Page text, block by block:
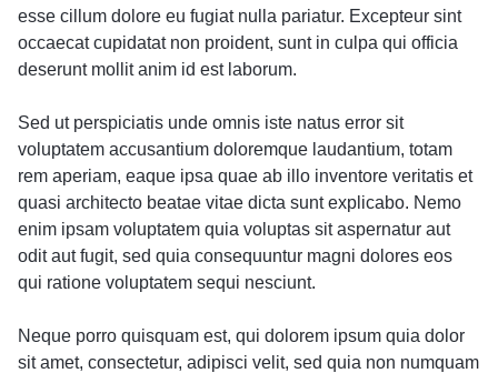
esse cillum dolore eu fugiat nulla pariatur. Excepteur sint
occaecat cupidatat non proident, sunt in culpa qui officia
deserunt mollit anim id est laborum.
Sed ut perspiciatis unde omnis iste natus error sit
voluptatem accusantium doloremque laudantium, totam
rem aperiam, eaque ipsa quae ab illo inventore veritatis et
quasi architecto beatae vitae dicta sunt explicabo. Nemo
enim ipsam voluptatem quia voluptas sit aspernatur aut
odit aut fugit, sed quia consequuntur magni dolores eos
qui ratione voluptatem sequi nesciunt.
Neque porro quisquam est, qui dolorem ipsum quia dolor
sit amet, consectetur, adipisci velit, sed quia non numquam